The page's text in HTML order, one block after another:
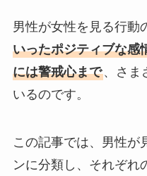
男性が女性を見る行動
いったポジティブな感
には警戒心まで、さま
いるのです。
この記事では、男性が
ンに分類し、それぞれ